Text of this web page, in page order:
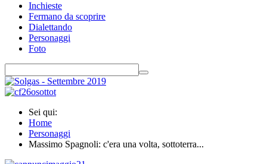
Inchieste
Fermano da scoprire
Dialettando
Personaggi
Foto
Sei qui:
Home
Personaggi
Massimo Spagnoli: c'era una volta, sottoterra...